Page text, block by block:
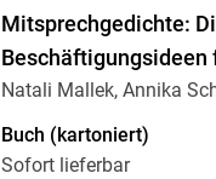
Mitsprechgedichte:
Beschäftigungsideen
Natali Mallek, Annika
Buch (kartoniert)
Sofort lieferbar